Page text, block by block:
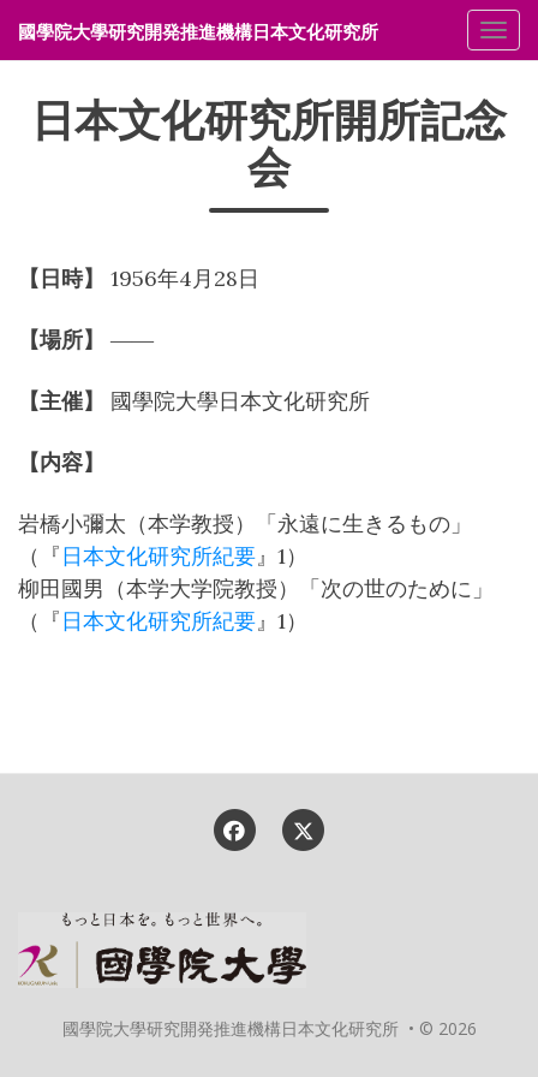
メ
國學院大學研究開発推進機構日本文化研究所
日本文化研究所開所記念
会
【日時】 1956年4月28日
【場所】 ――
【主催】 國學院大學日本文化研究所
【内容】
岩橋小彌太（本学教授）「永遠に生きるもの」
（『日本文化研究所紀要』1）
柳田國男（本学大学院教授）「次の世のために」
（『日本文化研究所紀要』1）
國學院大學研究開発推進機構日本文化研究所 • © 2026